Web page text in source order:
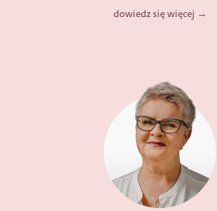
dowiedz się więcej